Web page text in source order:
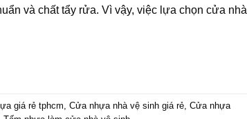
và chất tẩy rửa. Vì vậy, việc lựa chọn cửa nhà
giá rẻ tphcm Cửa nhựa nhà vệ sinh giá rẻ Cửa nhựa